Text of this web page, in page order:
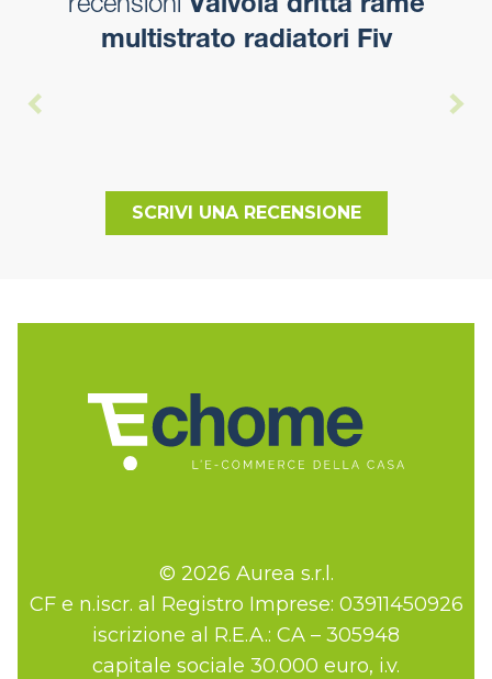
recensioni Valvola dritta rame
multistrato radiatori Fiv
SCRIVI UNA RECENSIONE
© 2026 Aurea s.r.l.
CF e n.iscr. al Registro Imprese: 03911450926
iscrizione al R.E.A.: CA – 305948
capitale sociale 30.000 euro, i.v.